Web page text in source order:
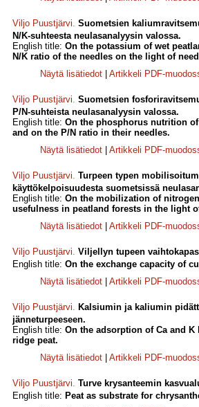
Viljo Puustjärvi. Suometsien
N/K-suhteesta neulasanalyysin valossa.
English title: On the potassium of wet
N/K ratio of the needles on the light of
Näytä lisätiedot
Artikkeli PDF-
Viljo Puustjärvi. Suometsien
P/N-suhteista neulasanalyysin valossa.
English title: On the phosphorus nutrition
and on the P/N ratio in their needles.
Näytä lisätiedot
Artikkeli PDF-
Viljo Puustjärvi. Turpeen typen
käyttökelpoisuudesta suometsissä
English title: On the mobilization of
usefulness in peatland forests in the light
Näytä lisätiedot
Artikkeli PDF-
Viljo Puustjärvi. Viljellyn tupeen
English title: On the exchange capacity of
Näytä lisätiedot
Artikkeli PDF-
Viljo Puustjärvi. Kalsiumin ja kaliumin
jänneturpeeseen.
English title: On the adsorption of Ca and
ridge peat.
Näytä lisätiedot
Artikkeli PDF-
Viljo Puustjärvi. Turve krysanteemin
English title: Peat as substrate for